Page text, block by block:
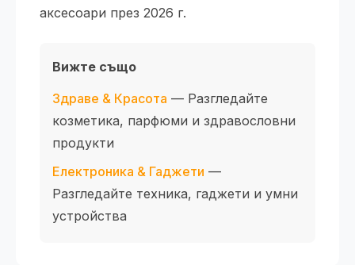
аксесоари през 2026 г.
Вижте също
Здраве & Красота — Разгледайте
козметика, парфюми и здравословни
продукти
Електроника & Гаджети —
Разгледайте техника, гаджети и умни
устройства